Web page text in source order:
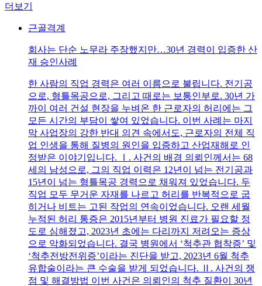
더보기
근골격계
회사는 단순 노무라 주장했지만…30년 경력이 입증한 산
재 승인사례
한 사람의 직업 경력은 여러 이름으로 불립니다. 전기공
으로, 형틀목공으로, 그리고 때로는 보통인부로. 30년 가
까이 여러 건설 현장을 누벼온 한 근로자의 허리에는 그
모든 시간의 부담이 쌓여 있었습니다. 이번 사례는 마지
막 사업장의 강한 반대 의견 속에서도, 근로자의 전체 직
업 인생을 통해 질병의 원인을 입증하고 산업재해로 인
정받은 이야기입니다. Ⅰ. 사건의 배경 의뢰인께서는 68
세의 남성으로, 그의 직업 이력은 12년이 넘는 전기공과
15년이 넘는 형틀목공 경력으로 채워져 있었습니다. 두
직업 모두 무거운 자재를 나르고 허리를 반복적으로 굽
히거나 비트는 고된 작업의 연속이었습니다. 오랜 세월
누적된 허리 통증은 2015년부터 병원 진료가 필요할 정
도로 심해졌고, 2023년 초에는 다리까지 저려오는 증상
으로 악화되었습니다. 결국 병원에서 ‘척추관 협착증’ 및
‘척추전방전위증’이라는 진단을 받고, 2023년 6월 척추
유합술이라는 큰 수술을 받게 되었습니다. Ⅱ. 사건의 쟁
점 및 해결방법 이번 사건은 의뢰인의 척추 질환이 30년